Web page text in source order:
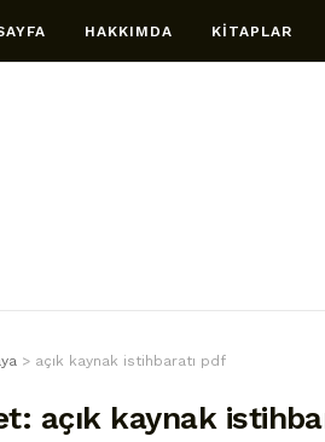
HAKKIMDA KİTAPLAR
> açık kaynak istihbaratı pdf
açık kaynak